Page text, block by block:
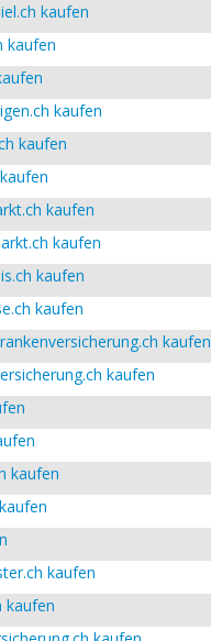
kaufen
kaufen
kaufen
kaufen
kaufen
kaufen
kaufen
kaufen
kaufen
kaufen
kaufen
kaufen
kaufen